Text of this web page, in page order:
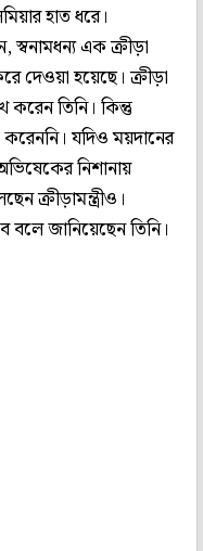
হাত ধরে।
স্বনামধন্য এক ক্রীড়া
দেওয়া হয়েছে। ক্রীড়া
করেন তিনি। কিন্তু
যদিও ময়দানের
নিশানায়
ক্রীড়ামন্ত্রীও।
বলে জানিয়েছেন তিনি।